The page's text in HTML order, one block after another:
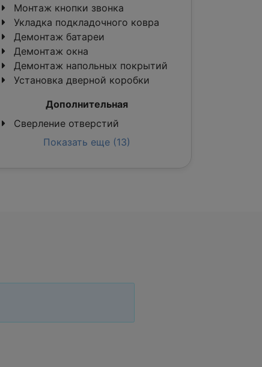
Монтаж кнопки звонка
Укладка подкладочного ковра
Демонтаж батареи
Демонтаж окна
Демонтаж напольных покрытий
Установка дверной коробки
Дополнительная
Сверление отверстий
Показать еще (13)